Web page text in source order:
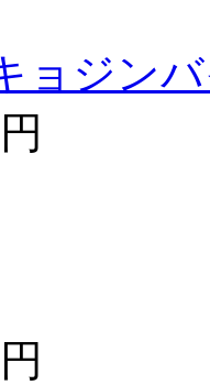
ョジン